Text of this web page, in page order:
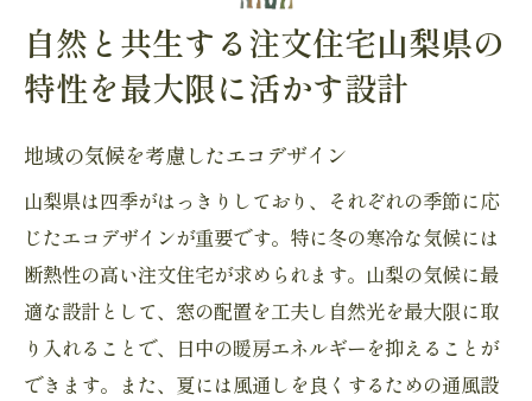
季節に応じた快適な住環境の創造
四季折々の山梨の風景を取り入れた注文住宅の
魅力
秋の紅葉と調和する外装デザイン
冬の雪景色を楽しむ大窓の活用
庭と一体化したリビングスペース
四季を感じるインテリアの工夫
環境に優しい素材で実現する持続可能な注文住
自然と共生する注文住宅山梨県の
特性を最大限に活かす設計
地域の気候を考慮したエコデザイン
山梨県は四季がはっきりしており、それぞれの季節に応
じたエコデザインが重要です。特に冬の寒冷な気候には
断熱性の高い注文住宅が求められます。山梨の気候に最
適な設計として、窓の配置を工夫し自然光を最大限に取
り入れることで、日中の暖房エネルギーを抑えることが
できます。また、夏には風通しを良くするための通風設